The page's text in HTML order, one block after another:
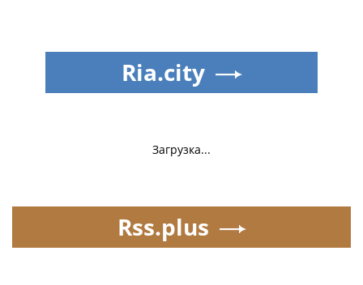
Загрузка...
Ria.city
Rss.plus